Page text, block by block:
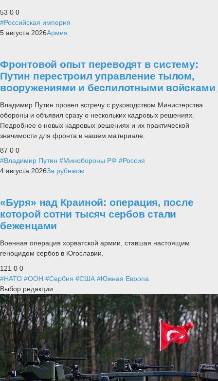
53 0 0
#Российская империя
5 августа 2026Армия
Фронтовой опыт переводят в систему:
Путин перестроил управление тылом,
вооружениями и беспилотными войсками
Владимир Путин провел встречу с руководством Министерства
обороны и объявил сразу о нескольких кадровых решениях.
Подробнее о новых кадровых решениях и их практической
значимости для фронта в нашем материале.
87 0 0
#Владимир Путин #Минобороны РФ #Россия
4 августа 2026За рубежом
«Буря» над Краиной: операция, после
которой сотни тысяч сербов стали
беженцами
Военная операция хорватской армии, ставшая настоящим
геноцидом сербов в Югославии.
121 0 0
#НАТО #ООН #Сербия #США #Южная Европа
Выбор редакции